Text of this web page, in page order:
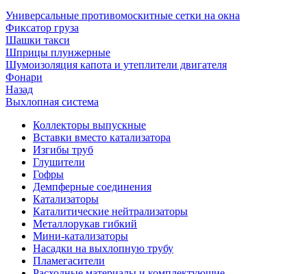
Универсальные противомоскитные сетки на окна
Фиксатор груза
Шашки такси
Шприцы плунжерные
Шумоизоляция капота и утеплители двигателя
Фонари
Назад
Выхлопная система
Коллекторы выпускные
Вставки вместо катализатора
Изгибы труб
Глушители
Гофры
Демпферные соединения
Катализаторы
Каталитические нейтрализаторы
Металлорукав гибкий
Мини-катализаторы
Насадки на выхлопную трубу
Пламегасители